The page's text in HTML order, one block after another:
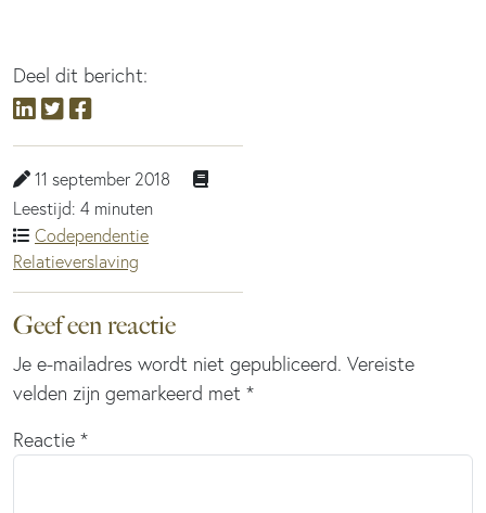
Deel dit bericht:
11 september 2018
Leestijd: 4 minuten
Codependentie
Relatieverslaving
Geef een reactie
Je e-mailadres wordt niet gepubliceerd. Vereiste
velden zijn gemarkeerd met *
Reactie *